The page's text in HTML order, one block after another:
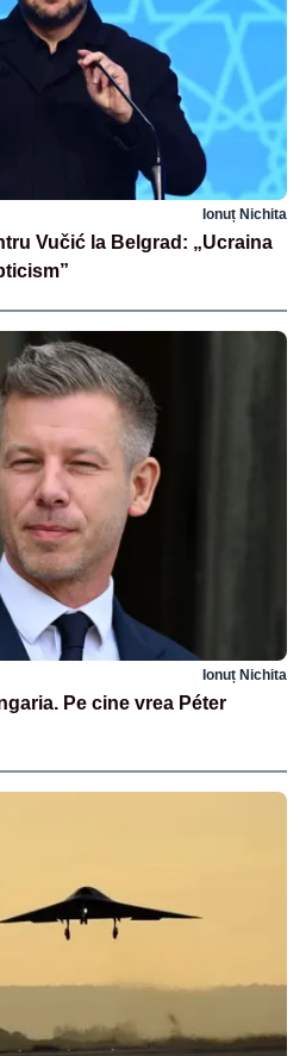
Ionuț Nichita
Vučić la Belgrad: „Ucraina
Ionuț Nichita
Pe cine vrea Péter